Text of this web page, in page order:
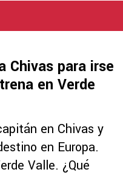
Chivas para irse
en Verde
en Chivas y
en Europa.
Valle. ¿Qué